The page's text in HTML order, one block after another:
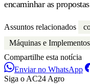
encaminhar as
Assuntos relacionados
Máquinas e
Compartilhe esta notícia
Enviar no WhatsApp
Siga o AC24 Agro